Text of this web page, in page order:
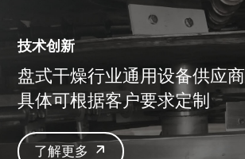
技术创新
盘式干燥行业通用设备供应商
具体可根据客户要求定制
了解更多